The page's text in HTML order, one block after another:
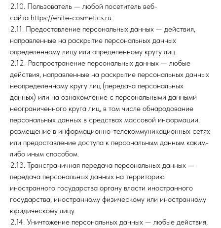
2.10. Пользователь — любой посетитель веб-
сайта https://white-cosmetics.ru.
2.11. Предоставление персональных данных — действия,
направленные на раскрытие персональных данных
определенному лицу или определенному кругу лиц.
2.12. Распространение персональных данных — любые
действия, направленные на раскрытие персональных данных
неопределенному кругу лиц (передача персональных
данных) или на ознакомление с персональными данными
неограниченного круга лиц, в том числе обнародование
персональных данных в средствах массовой информации,
размещение в информационно-телекоммуникационных сетях
или предоставление доступа к персональным данным каким-
либо иным способом.
2.13. Трансграничная передача персональных данных —
передача персональных данных на территорию
иностранного государства органу власти иностранного
государства, иностранному физическому или иностранному
юридическому лицу.
2.14. Уничтожение персональных данных — любые действия,